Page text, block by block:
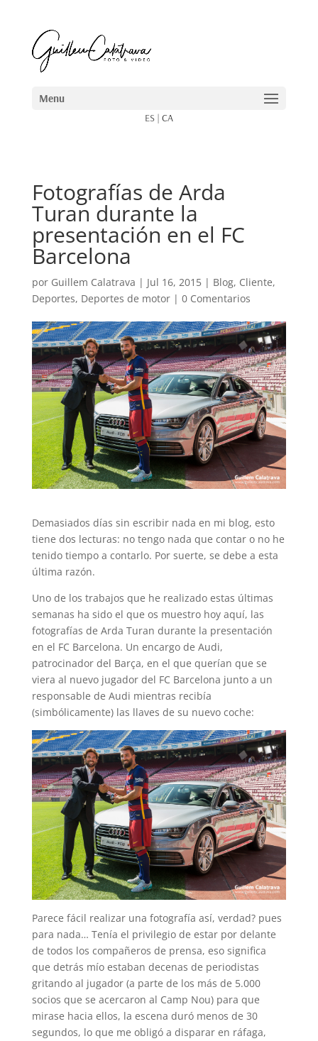
ES| CA
Fotografías de Arda
Turan durante la
presentación en el FC
Barcelona
por Guillem Calatrava | Jul 16, 2015| Blog, Cliente,
Deportes, Deportes de motor| 0 Comentarios
Demasiados días sin escribir nada en mi blog, esto
tiene dos lecturas: no tengo nada que contar o no he
tenido tiempo a contarlo. Por suerte, se debe a esta
última razón.
Uno de los trabajos que he realizado estas últimas
semanas ha sido el que os muestro hoy aquí, las
fotografías de Arda Turan durante la presentación
en el FC Barcelona. Un encargo de Audi,
patrocinador del Barça, en el que querían que se
viera al nuevo jugador del FC Barcelona junto a un
responsable de Audi mientras recibía
(simbólicamente) las llaves de su nuevo coche:
Parece fácil realizar una fotografía así, verdad? pues
para nada… Tenía el privilegio de estar por delante
de todos los compañeros de prensa, eso significa
que detrás mío estaban decenas de periodistas
gritando al jugador (a parte de los más de 5.000
socios que se acercaron al Camp Nou) para que
mirase hacia ellos, la escena duró menos de 30
segundos, lo que me obligó a disparar en ráfaga,